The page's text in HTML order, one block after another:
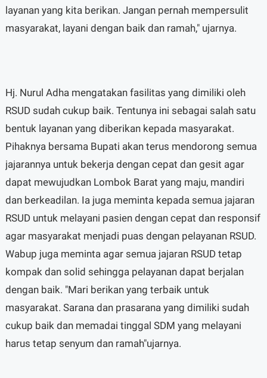
layanan yang kita berikan. Jangan pernah mempersulit
masyarakat, layani dengan baik dan ramah," ujarnya.
Hj. Nurul Adha mengatakan fasilitas yang dimiliki oleh
RSUD sudah cukup baik. Tentunya ini sebagai salah satu
bentuk layanan yang diberikan kepada masyarakat.
Pihaknya bersama Bupati akan terus mendorong semua
jajarannya untuk bekerja dengan cepat dan gesit agar
dapat mewujudkan Lombok Barat yang maju, mandiri
dan berkeadilan. Ia juga meminta kepada semua jajaran
RSUD untuk melayani pasien dengan cepat dan responsif
agar masyarakat menjadi puas dengan pelayanan RSUD.
Wabup juga meminta agar semua jajaran RSUD tetap
kompak dan solid sehingga pelayanan dapat berjalan
dengan baik. "Mari berikan yang terbaik untuk
masyarakat. Sarana dan prasarana yang dimiliki sudah
cukup baik dan memadai tinggal SDM yang melayani
harus tetap senyum dan ramah"ujarnya.